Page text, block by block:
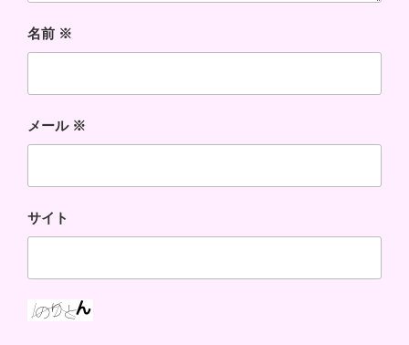
名前 ※
メール ※
サイト